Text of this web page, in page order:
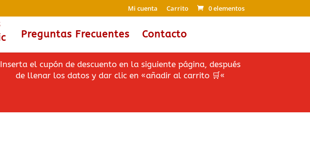
Mi cuenta Carrito 0 elementos
Preguntas Frecuentes Contacto
Inserta el cupón de descuento en la siguiente página, después
de llenar los datos y dar clic en «añadir al carrito 🛒«